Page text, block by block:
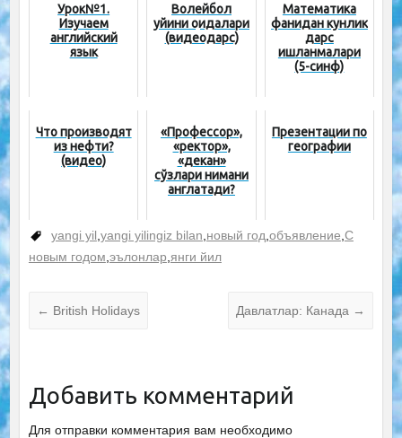
Урок№1.
Изучаем
английский
язык
Волейбол
уйини қоидалари
(видеодарс)
Математика
фанидан кунлик
дарс
ишланмалари
(5-синф)
Что производят
из нефти?
(видео)
«Профессор»,
«ректор»,
«декан»
сўзлари нимани
англатади?
Презентации по
географии
yangi yil yangi yilingiz bilan новый год объявление С
новым годом эълонлар янги йил
← British Holidays Давлатлар: Канада →
Добавить комментарий
Для отправки комментария вам необходимо